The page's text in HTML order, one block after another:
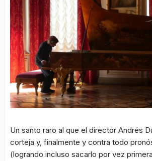
Un santo raro al que el director Andrés
corteja y, finalmente y contra todo
(logrando incluso sacarlo por vez